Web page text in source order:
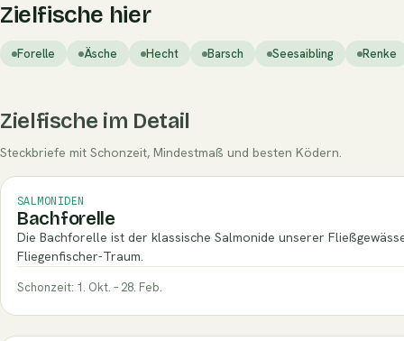
Zielfische hier
Forelle Äsche Hecht Barsch Seesaibling Renke
Zielfische im Detail
Steckbriefe mit Schonzeit, Mindestmaß und besten Ködern.
SALMONIDEN
Bachforelle
Die Bachforelle ist der klassische Salmonide unserer
Fliegenfischer-Traum.
Schonzeit: 1. Okt. – 28. Feb.